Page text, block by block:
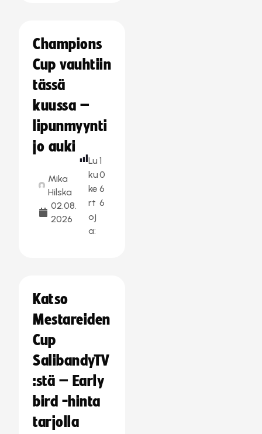
Champions
Cup vauhtiin
tässä
kuussa –
lipunmyynti
jo auki
Mika
Hilska
02.08.
2026
Lu
ku
ke
rt
oj
a:
1
0
6
6
Katso
Mestareiden
Cup
SalibandyTV
:stä – Early
bird -hinta
tarjolla